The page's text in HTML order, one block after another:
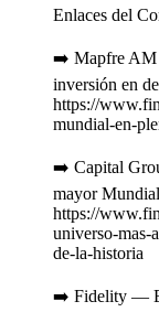
Enlaces del
➡️ Mapfre AM
inversión en
https://
mundial-en-
➡️ Capital
mayor
https://
universo-mas-
de-la-historia
➡️ Fidelity —